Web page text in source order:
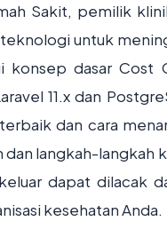
Sakit, pemilik
untuk
konsep dasar
11.x dan
dan cara
langkah-
dapat dilacak
kesehatan Anda.